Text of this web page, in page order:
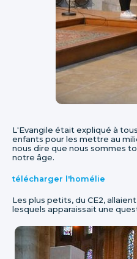
L'Evangile était expliqué à
enfants pour les mettre au
nous dire que nous sommes
notre âge.
télécharger l'homélie
Les plus petits, du CE2,
lesquels apparaissait une